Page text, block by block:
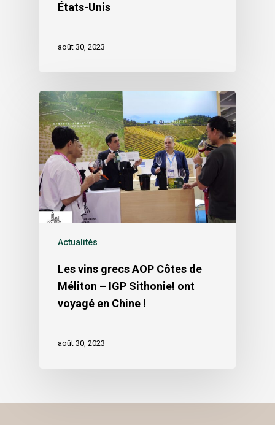
États-Unis
août 30, 2023
Actualités
Les vins grecs AOP Côtes de
Méliton – IGP Sithonie! ont
voyagé en Chine !
août 30, 2023